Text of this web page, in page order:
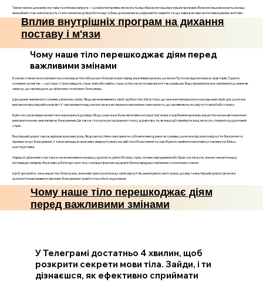
Таким чином, дихання, постава та м’язова напруга — це фізичні прояви, які можуть відображати наші внутрішні програми. Вони не лише вказують на наш
емоційний стан, але й можуть стати сигналом для роботи над собою, допомагаючи усвідомити і змінити те, що заважає нам жити повноцінним життям.
Вплив внутрішніх програм на дихання
поставу і м'язи
Чому наше тіло перешкоджає діям перед
важливими змінами
Коли ви стикаєтеся з моментом, коли ваше тіло або розум блокують вас перед важливим кроком, це може бути наслідком кількох факторів. Один із
основних аспектів — це страх. Страх невдачі, страх змін або навіть страх успіху можуть викликати таку реакцію. Ваш організм може сприймати ці зміни як
загрозу, що призводить до фізичних і психічних блокувань.
Ще одним чинником є сумніви у власних силах. Якщо ви не впевнені у своїх здібностях або в тому, що зможете впоратися з наслідками своїх дій, це може
викликати внутрішній конфлікт. У такі моменти ваш мозок може активувати механізми самозахисту, що проявляється у відчутті апатії або страху.
Крім того, важливим аспектом є ваші минулі досвіди. Якщо у вас вже були негативні ситуації, пов'язані з подібними кроками, ваше тіло може автоматично
реагувати на них, викликаючи блокування. Це також стосується соціального тиску: думки про те, як ваші дії сприймуть інші, можуть створити додатковий
стрес.
Внутрішній діалог також відіграє важливу роль. Якщо ви постійно повторюєте собі негативні думки чи сумніви, це може підсилити відчуття безсилля та
призвести до блокування. У таких випадках важливо звернути увагу на свій спосіб мислення та спробувати замінити негативні установки на більш
конструктивні.
Нарешті, фізичний стан також може впливати на вашу здатність діяти. Втома, стрес, погане харчування або брак сну можуть значно знизити вашу
мотивацію і енергію. Важливо дбати про своє тіло, оскільки фізичне здоров’я безпосередньо пов’язане з психічним станом.
Щоб зрозуміти, чому ваше тіло блокує вас, важливо прислухатися до своїх відчуттів, аналізувати свої страхи, досвід та внутрішній діалог. Це може
допомогти вам виявити причини блокування і знайти способи їх подолання.
Чому наше тіло перешкоджає діям
перед важливими змінами
У Телеграмі достатньо 4 хвилин, щоб
розкрити секрети мови тіла. Зайди, і ти
дізнаєшся, як ефективно сприймати